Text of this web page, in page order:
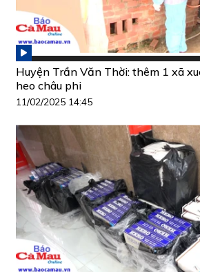
Huyện Trần Văn Thời: thêm 1 xã
heo châu phi
11/02/2025 14:45